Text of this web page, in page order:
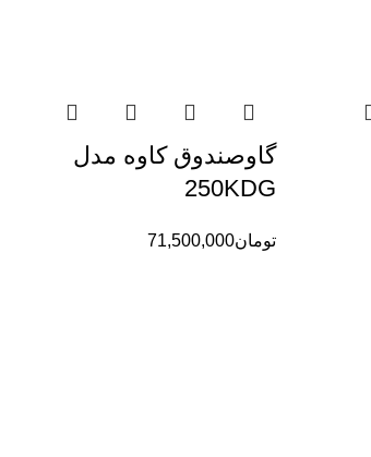
گاوصندوق کاوه مدل
250KDG
تومان71,500,000